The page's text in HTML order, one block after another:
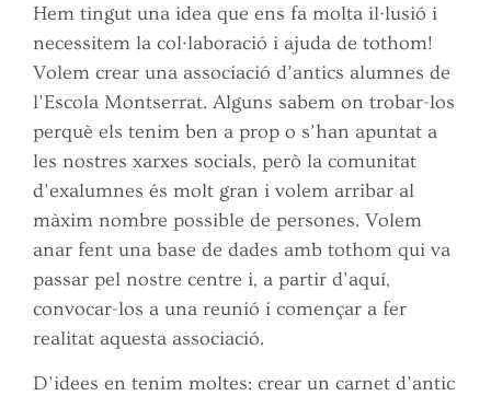
Hem tingut una idea que ens fa molta il·lusió i
necessitem la col·laboració i ajuda de tothom!
Volem crear una associació d’antics alumnes de
l’Escola Montserrat. Alguns sabem on trobar-los
perquè els tenim ben a prop o s’han apuntat a
les nostres xarxes socials, però la comunitat
d’exalumnes és molt gran i volem arribar al
màxim nombre possible de persones. Volem
anar fent una base de dades amb tothom qui va
passar pel nostre centre i, a partir d’aquí,
convocar-los a una reunió i començar a fer
realitat aquesta associació.
D’idees en tenim moltes: crear un carnet d’antic